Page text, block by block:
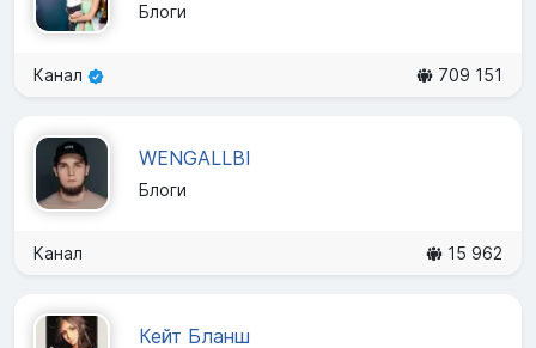
Блоги
Канал 709 151
WENGALLBI
Блоги
Канал 15 962
Кейт Бланш